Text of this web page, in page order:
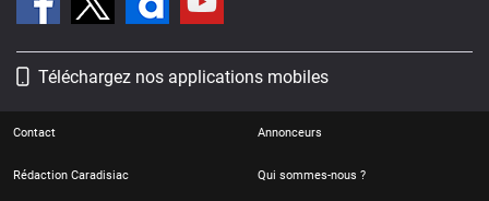
Téléchargez nos applications mobiles
Contact Annonceurs
Rédaction Caradisiac Qui sommes-nous ?